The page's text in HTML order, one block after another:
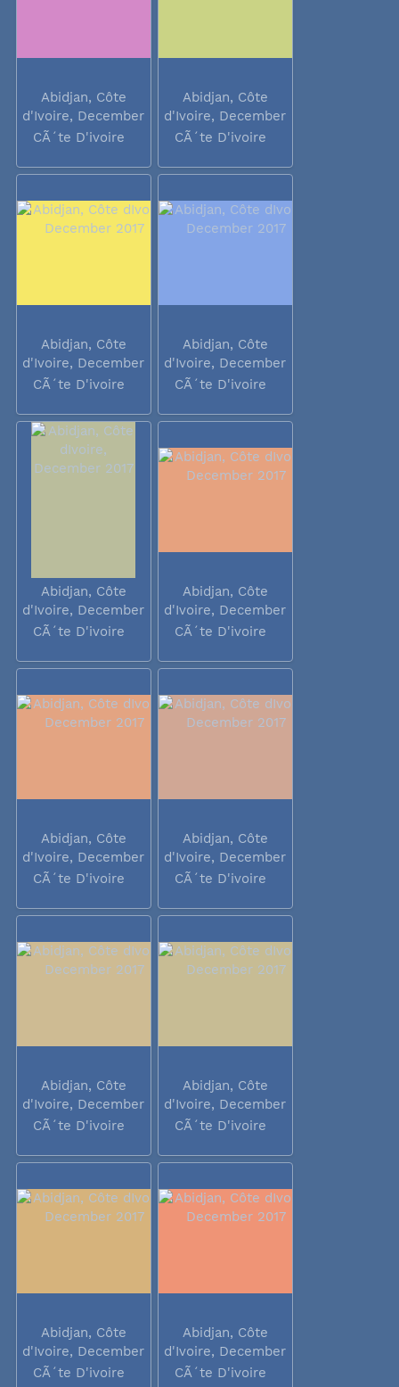
Abidjan, Côte
d'Ivoire, December
2017
CÃ´te D'ivoire
Abidjan, Côte
d'Ivoire, December
2017
CÃ´te D'ivoire
Abidjan, Côte
d'Ivoire, December
2017
CÃ´te D'ivoire
Abidjan, Côte
d'Ivoire, December
2017
CÃ´te D'ivoire
Abidjan, Côte
d'Ivoire, December
2017
CÃ´te D'ivoire
Abidjan, Côte
d'Ivoire, December
2017
CÃ´te D'ivoire
Abidjan, Côte
d'Ivoire, December
2017
CÃ´te D'ivoire
Abidjan, Côte
d'Ivoire, December
2017
CÃ´te D'ivoire
Abidjan, Côte
d'Ivoire, December
2017
CÃ´te D'ivoire
Abidjan, Côte
d'Ivoire, December
2017
CÃ´te D'ivoire
Abidjan, Côte
d'Ivoire, December
2017
CÃ´te D'ivoire
Abidjan, Côte
d'Ivoire, December
2017
CÃ´te D'ivoire